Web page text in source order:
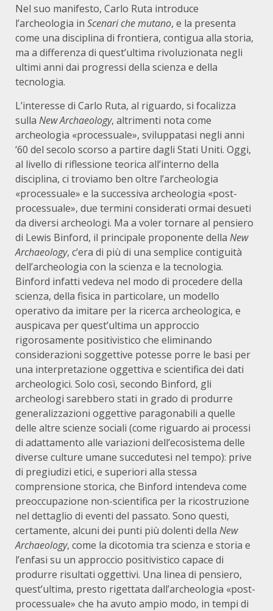
Nel suo manifesto, Carlo Ruta introduce
l’archeologia in Scenari che mutano, e la presenta
come una disciplina di frontiera, contigua alla storia,
ma a differenza di quest’ultima rivoluzionata negli
ultimi anni dai progressi della scienza e della
tecnologia.
L’interesse di Carlo Ruta, al riguardo, si focalizza
sulla New Archaeology, altrimenti nota come
archeologia «processuale», sviluppatasi negli anni
‘60 del secolo scorso a partire dagli Stati Uniti. Oggi,
al livello di riflessione teorica all’interno della
disciplina, ci troviamo ben oltre l’archeologia
«processuale» e la successiva archeologia «post-
processuale», due termini considerati ormai desueti
da diversi archeologi. Ma a voler tornare al pensiero
di Lewis Binford, il principale proponente della New
Archaeology, c’era di più di una semplice contiguità
dell’archeologia con la scienza e la tecnologia.
Binford infatti vedeva nel modo di procedere della
scienza, della fisica in particolare, un modello
operativo da imitare per la ricerca archeologica, e
auspicava per quest’ultima un approccio
rigorosamente positivistico che eliminando
considerazioni soggettive potesse porre le basi per
una interpretazione oggettiva e scientifica dei dati
archeologici. Solo così, secondo Binford, gli
archeologi sarebbero stati in grado di produrre
generalizzazioni oggettive paragonabili a quelle
delle altre scienze sociali (come riguardo ai processi
di adattamento alle variazioni dell’ecosistema delle
diverse culture umane succedutesi nel tempo): prive
di pregiudizi etici, e superiori alla stessa
comprensione storica, che Binford intendeva come
preoccupazione non-scientifica per la ricostruzione
nel dettaglio di eventi del passato. Sono questi,
certamente, alcuni dei punti più dolenti della New
Archaeology, come la dicotomia tra scienza e storia e
l’enfasi su un approccio positivistico capace di
produrre risultati oggettivi. Una linea di pensiero,
quest’ultima, presto rigettata dall’archeologia «post-
processuale» che ha avuto ampio modo, in tempi di